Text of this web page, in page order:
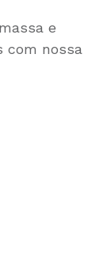
e
com nossa